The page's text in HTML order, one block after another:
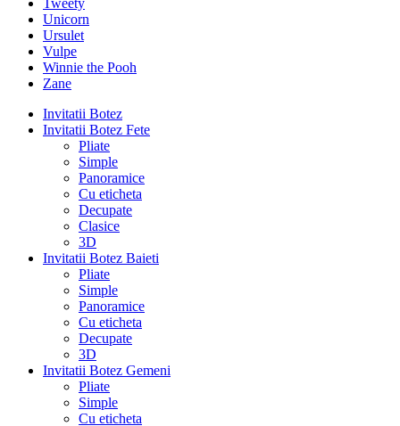
Unicorn
Ursulet
Vulpe
Winnie the Pooh
Zane
Invitatii Botez
Invitatii Botez Fete
Pliate
Simple
Panoramice
Cu eticheta
Decupate
Clasice
3D
Invitatii Botez Baieti
Pliate
Simple
Panoramice
Cu eticheta
Decupate
3D
Invitatii Botez Gemeni
Pliate
Simple
Cu eticheta